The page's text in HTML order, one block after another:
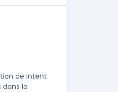
de intent
dans la